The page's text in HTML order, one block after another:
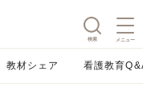
検索 メニュー
教材シェア 看護教育